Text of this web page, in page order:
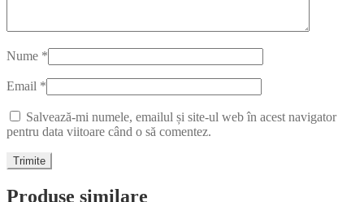
Nume *
Email *
Salvează-mi numele, emailul și site-ul web în acest navigator
pentru data viitoare când o să comentez.
Produse similare